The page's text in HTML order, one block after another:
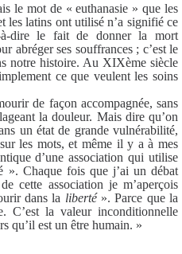
le mot de « euthanasie » que les
les latins ont utilisé n’a signifié ce
à-dire le fait de donner la mort
abréger ses souffrances ; c’est le
notre histoire. Au XIXème siècle
ce que veulent les soins
de façon accompagnée, sans
la douleur. Mais dire qu’on
un état de grande vulnérabilité,
les mots, et même il y a à mes
d’une association qui utilise
». Chaque fois que j’ai un débat
cette association je m’aperçois
dans la liberté». Parce que la
C’est la valeur inconditionnelle
qu’il est un être humain. »